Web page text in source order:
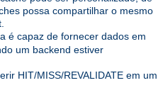
possa compartilhar o mesmo
é capaz de fornecer dados em
um backend estiver
HIT/MISS/REVALIDATE em um